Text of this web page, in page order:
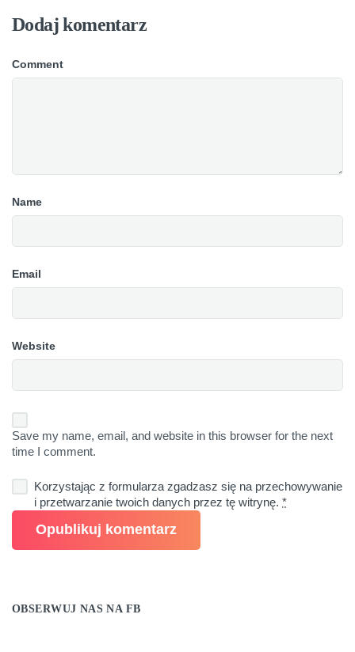
Dodaj komentarz
Comment
Name
Email
Website
Save my name, email, and website in this browser for the next
time I comment.
Korzystając z formularza zgadzasz się na przechowywanie
i przetwarzanie twoich danych przez tę witrynę. *
OBSERWUJ NAS NA FB